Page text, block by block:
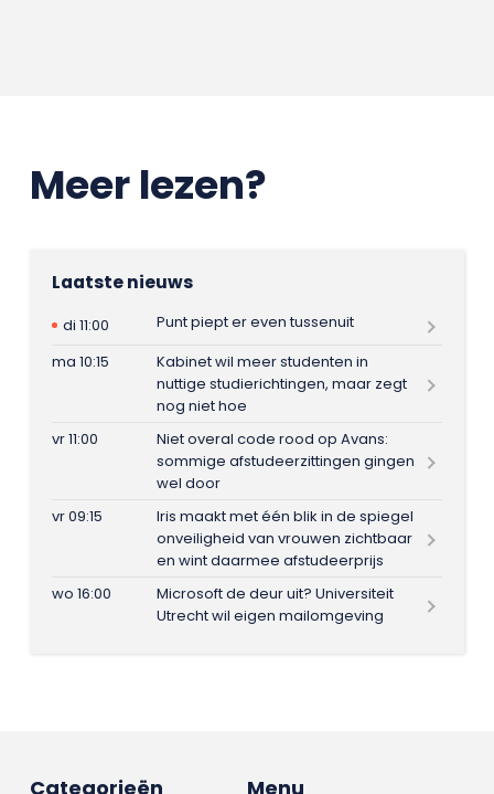
Meer lezen?
Laatste nieuws
di 11:00
Punt piept er even tussenuit
ma 10:15
Kabinet wil meer studenten in
nuttige studierichtingen, maar zegt
nog niet hoe
vr 11:00
Niet overal code rood op Avans:
sommige afstudeerzittingen gingen
wel door
vr 09:15
Iris maakt met één blik in de spiegel
onveiligheid van vrouwen zichtbaar
en wint daarmee afstudeerprijs
wo 16:00
Microsoft de deur uit? Universiteit
Utrecht wil eigen mailomgeving
Menu
Categorieën